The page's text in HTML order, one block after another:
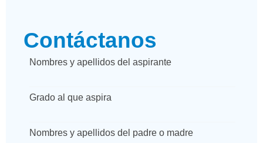
Contáctanos
Nombres y apellidos del aspirante
Grado al que aspira
Nombres y apellidos del padre o madre